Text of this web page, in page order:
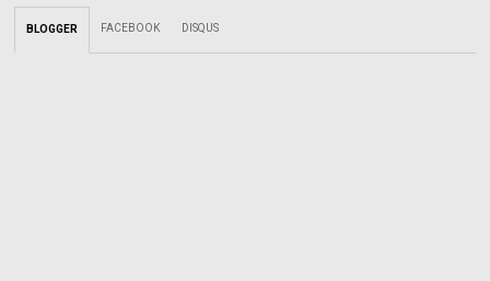
BLOGGER FACEBOOK DISQUS